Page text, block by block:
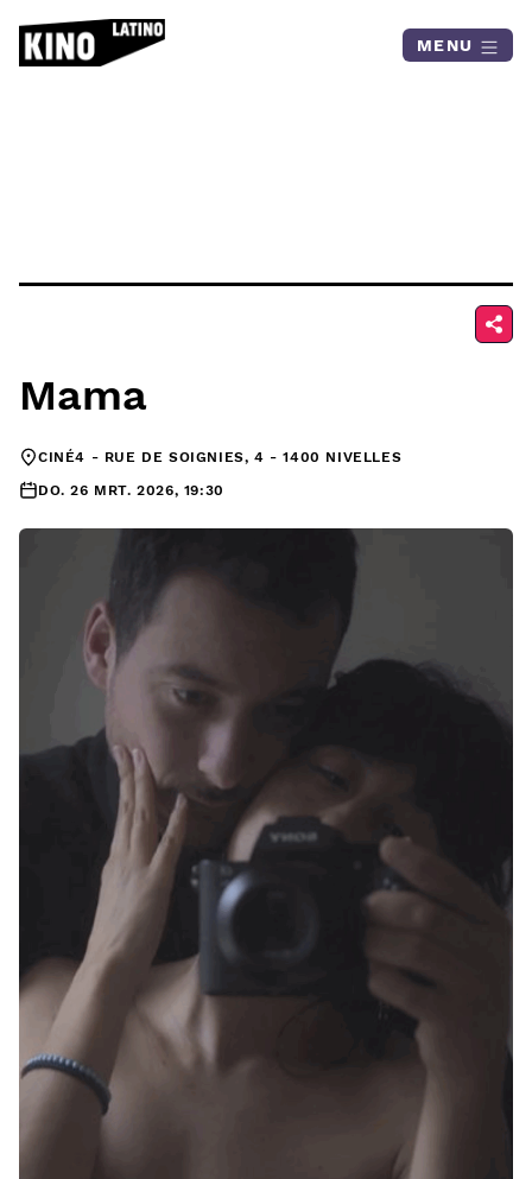
MENU
Mama
CINÉ4 - RUE DE SOIGNIES, 4 - 1400 NIVELLES
DO. 26 MRT. 2026, 19:30